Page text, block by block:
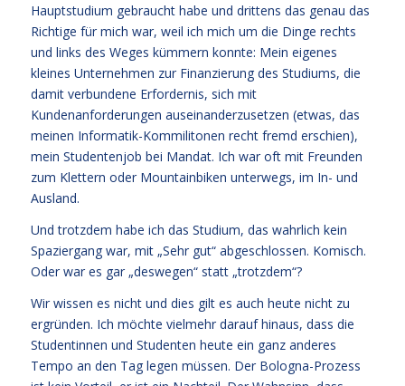
Hauptstudium gebraucht habe und drittens das genau das
Richtige für mich war, weil ich mich um die Dinge rechts
und links des Weges kümmern konnte: Mein eigenes
kleines Unternehmen zur Finanzierung des Studiums, die
damit verbundene Erfordernis, sich mit
Kundenanforderungen auseinanderzusetzen (etwas, das
meinen Informatik-Kommilitonen recht fremd erschien),
mein Studentenjob bei Mandat. Ich war oft mit Freunden
zum Klettern oder Mountainbiken unterwegs, im In- und
Ausland.
Und trotzdem habe ich das Studium, das wahrlich kein
Spaziergang war, mit „Sehr gut“ abgeschlossen. Komisch.
Oder war es gar „deswegen“ statt „trotzdem“?
Wir wissen es nicht und dies gilt es auch heute nicht zu
ergründen. Ich möchte vielmehr darauf hinaus, dass die
Studentinnen und Studenten heute ein ganz anderes
Tempo an den Tag legen müssen. Der Bologna-Prozess